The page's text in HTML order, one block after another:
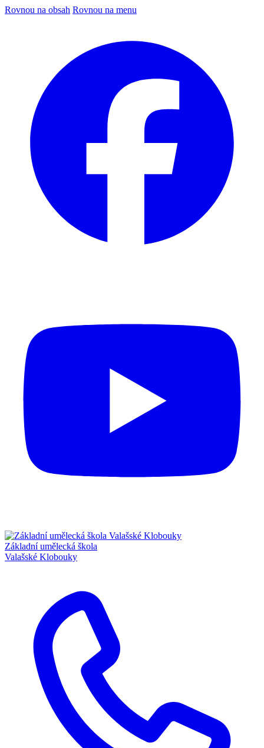
Rovnou na obsah Rovnou na menu
Základní umělecká škola
Valašské Klobouky